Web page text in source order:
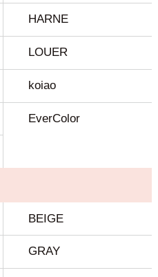
HARNE
LOUER
koiao
EverColor
BEIGE
GRAY